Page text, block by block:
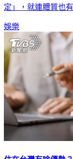
定」，就連體質也
娛樂